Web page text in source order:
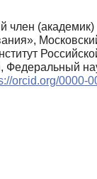
член
Федеральный
orcid.org/0000-